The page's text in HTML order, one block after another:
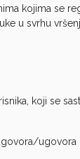
kojima se
u svrhu
koji se
ugovora